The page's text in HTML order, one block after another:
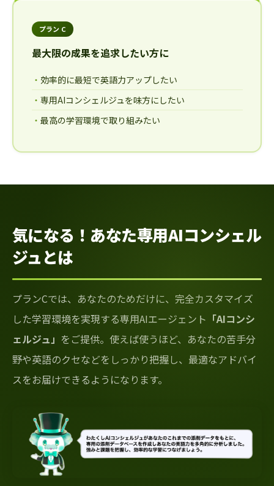
プラン C
最大限の成果を追求したい方に
効率的に最短で英語力アップしたい
専用AIコンシェルジュを味方にしたい
最高の学習環境で取り組みたい
気になる！あなた専用AIコンシェル
ジュとは
プランCでは、あなたのためだけに、完全カスタマイズ
した学習環境を実現する専用AIエージェント 「AIコンシ
ェルジュ」 をご提供。使えば使うほど、あなたの苦手分
野や英語のクセなどをしっかり把握し、最適なアドバイ
スをお届けできるようになります。